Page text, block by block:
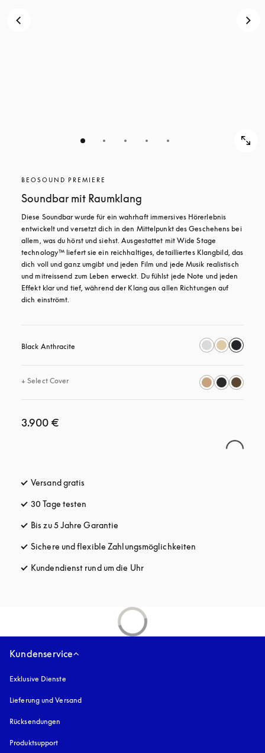
BEOSOUND PREMIERE
Soundbar mit Raumklang
Diese Soundbar wurde für ein wahrhaft immersives Hörerlebnis
entwickelt und versetzt dich in den Mittelpunkt des Geschehens bei
allem, was du hörst und siehst. Ausgestattet mit Wide Stage
technology™ liefert sie ein reichhaltiges, detailliertes Klangbild, das
dich voll und ganz umgibt und jeden Film und jede Musik realistisch
und mitreissend zum Leben erweckt. Du fühlst jede Note und jeden
Effekt klar und tief, während der Klang aus allen Richtungen auf
dich einströmt.
Black Anthracite
+Select Cover
3.900 €
Versand gratis
30 Tage testen
Bis zu 5 Jahre Garantie
Sichere und flexible Zahlungsmöglichkeiten
Kundendienst rund um die Uhröffnet sich in einem neuen Tab
Kundenservice
Exklusive Dienste
Lieferung und Versand
Rücksendungen
Produktsupport